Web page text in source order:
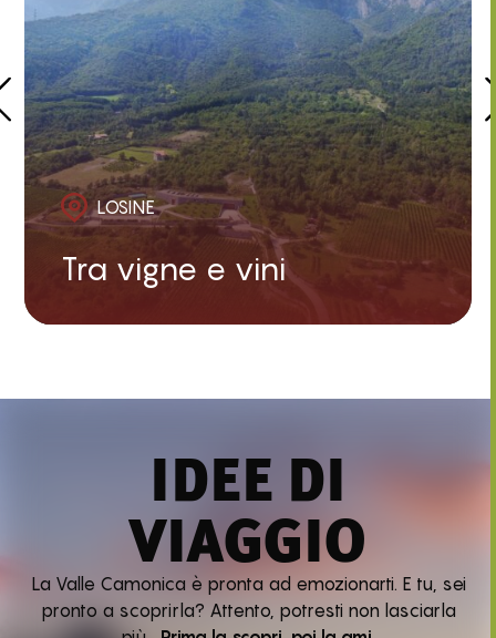
LOSINE
Tra vigne e vini
IDEE DI
VIAGGIO
La Valle Camonica è pronta ad emozionarti. E tu, sei
pronto a scoprirla? Attento, potresti non lasciarla